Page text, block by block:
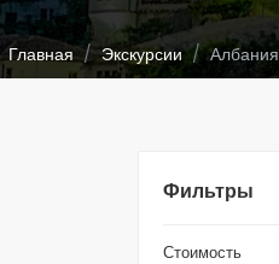
Главная Экскурсии Албания
Фильтры
Стоимость